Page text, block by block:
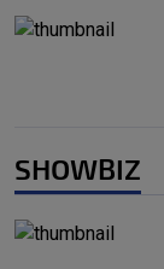
SHOWBIZ